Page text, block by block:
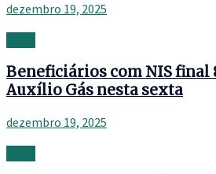
dezembro 19, 2025
Beneficiários com NIS final
Auxílio Gás nesta sexta
dezembro 19, 2025